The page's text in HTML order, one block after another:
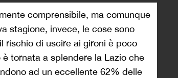
comprensibile, ma comunque
stagione, invece, le cose sono
rischio di uscire ai gironi è poco
tornata a splendere la Lazio che
ad un eccellente 62% delle